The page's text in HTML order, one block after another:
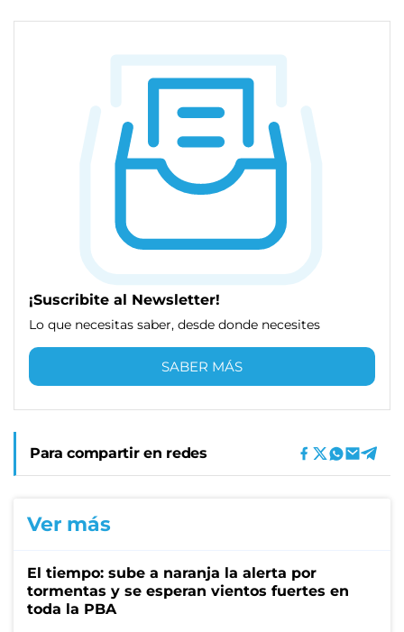
¡Suscribite al Newsletter!
Lo que necesitas saber, desde donde necesites
SABER MÁS
Para compartir en redes
Ver más
El tiempo: sube a naranja la alerta por
tormentas y se esperan vientos fuertes en
toda la PBA